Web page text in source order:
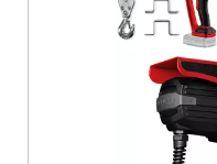
Deutsch